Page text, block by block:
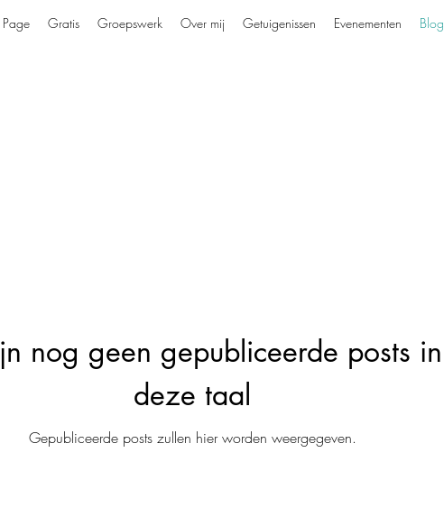
Gratis Groepswerk Over mij Getuigenissen Evenementen Blog
nog geen gepubliceerde posts in
deze taal
Gepubliceerde posts zullen hier worden weergegeven.